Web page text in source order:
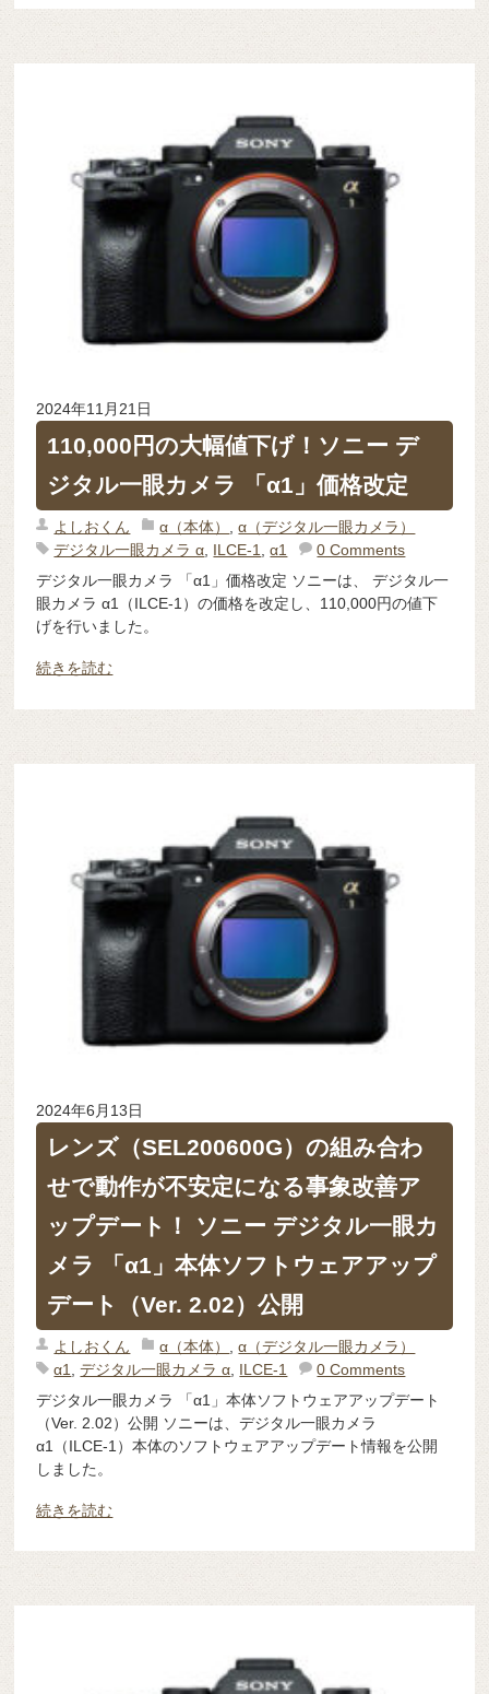
2024年11月21日
110,000円の大幅値下げ！ソニー デ
ジタル一眼カメラ 「α1」価格改定
よしおくん α（本体） ,α（デジタル一眼カメラ）
デジタル一眼カメラ α, ILCE-1,α1
0 Comments
デジタル一眼カメラ 「α1」価格改定 ソニーは、 デジタル一
眼カメラ α1（ILCE-1）の価格を改定し、110,000円の値下
げを行いました。
続きを読む
2024年6月13日
レンズ（SEL200600G）の組み合わ
せで動作が不安定になる事象改善ア
ップデート！ ソニー デジタル一眼カ
メラ 「α1」本体ソフトウェアアップ
デート（Ver. 2.02）公開
よしおくん α（本体） ,α（デジタル一眼カメラ）
α1
,デジタル一眼カメラ α ILCE-1
0 Comments
デジタル一眼カメラ 「α1」本体ソフトウェアアップデート
（Ver. 2.02）公開 ソニーは、デジタル一眼カメラ
α1（ILCE-1）本体のソフトウェアアップデート情報を公開
しました。
続きを読む